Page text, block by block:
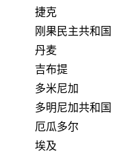
捷克
刚果民主共和国
丹麦
吉布提
多米尼加
多明尼加共和国
厄瓜多尔
埃及